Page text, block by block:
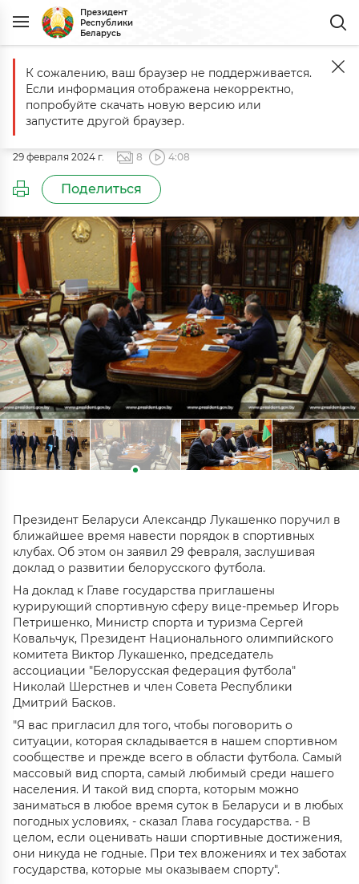
Президент
Республики
Беларусь
Главная События Доклад о развитии белорусского футбола
Доклад о развитии белорусского
футбола
29 февраля 2024 г. 8 4:08
Поделиться
Президент Беларуси Александр Лукашенко поручил в
ближайшее время навести порядок в спортивных
клубах. Об этом он заявил 29 февраля, заслушивая
доклад о развитии белорусского футбола.
На доклад к Главе государства приглашены
курирующий спортивную сферу вице-премьер Игорь
Петришенко, Министр спорта и туризма Сергей
Ковальчук, Президент Национального олимпийского
комитета Виктор Лукашенко, председатель
ассоциации "Белорусская федерация футбола"
Николай Шерстнев и член Совета Республики
Дмитрий Басков.
"Я вас пригласил для того, чтобы поговорить о
ситуации, которая складывается в нашем спортивном
сообществе и прежде всего в области футбола. Самый
массовый вид спорта, самый любимый среди нашего
населения. И такой вид спорта, которым можно
заниматься в любое время суток в Беларуси и в любых
погодных условиях, - сказал Глава государства. - В
целом, если оценивать наши спортивные достижения,
они никуда не годные. При тех вложениях и тех заботах
государства, которые мы оказываем спорту".
К сожалению, ваш браузер не поддерживается.
Если информация отображена некорректно,
попробуйте скачать новую версию или
запустите другой браузер.